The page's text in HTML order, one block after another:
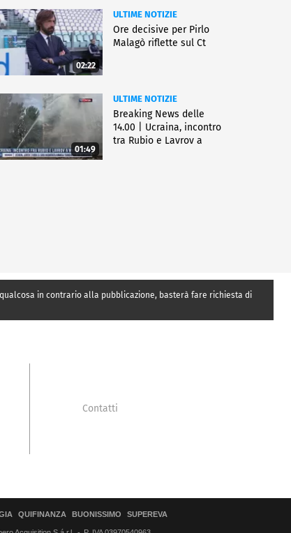
02:22
ULTIME NOTIZIE
Ore decisive per Pirlo
Malagò riflette sul Ct
01:49
ULTIME NOTIZIE
Breaking News delle
14.00 | Ucraina, incontro
tra Rubio e Lavrov a
in contrario alla pubblicazione, basterà fare richiesta di
Contatti
QUIFINANZA BUONISSIMO SUPEREVA